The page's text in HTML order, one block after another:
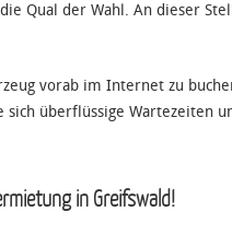
Qual der Wahl. An dieser
vorab im Internet zu
überflüssige Wartezeiten
in Greifswald!